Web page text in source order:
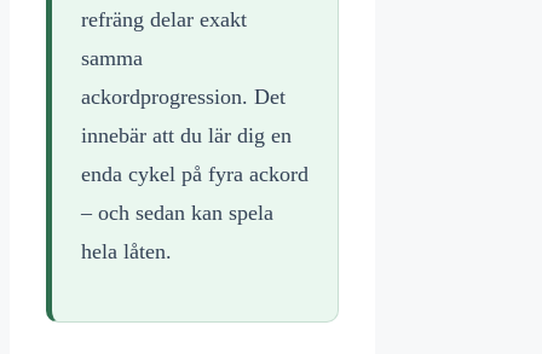
refräng delar exakt
samma
ackordprogression. Det
innebär att du lär dig en
enda cykel på fyra ackord
– och sedan kan spela
hela låten.